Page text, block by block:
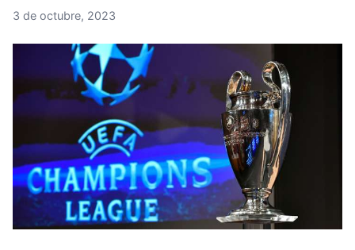
3 de octubre, 2023